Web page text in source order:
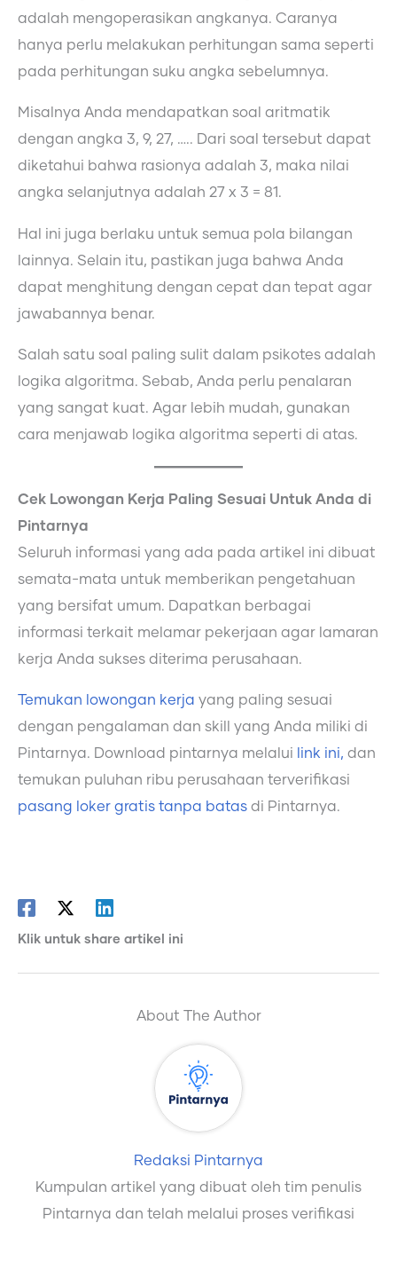
adalah mengoperasikan angkanya. Caranya
hanya perlu melakukan perhitungan sama seperti
pada perhitungan suku angka sebelumnya.
Misalnya Anda mendapatkan soal aritmatik
dengan angka 3, 9, 27, ….. Dari soal tersebut dapat
diketahui bahwa rasionya adalah 3, maka nilai
angka selanjutnya adalah 27 x 3 = 81.
Hal ini juga berlaku untuk semua pola bilangan
lainnya. Selain itu, pastikan juga bahwa Anda
dapat menghitung dengan cepat dan tepat agar
jawabannya benar.
Salah satu soal paling sulit dalam psikotes adalah
logika algoritma. Sebab, Anda perlu penalaran
yang sangat kuat. Agar lebih mudah, gunakan
cara menjawab logika algoritma seperti di atas.
Cek Lowongan Kerja Paling Sesuai Untuk Anda di
Pintarnya
Seluruh informasi yang ada pada artikel ini dibuat
semata-mata untuk memberikan pengetahuan
yang bersifat umum. Dapatkan berbagai
informasi terkait melamar pekerjaan agar lamaran
kerja Anda sukses diterima perusahaan.
Temukan lowongan kerja yang paling sesuai
dengan pengalaman dan skill yang Anda miliki di
Pintarnya. Download pintarnya melalui
link ini, dan
temukan puluhan ribu perusahaan terverifikasi
pasang loker gratis tanpa batas di Pintarnya.
Klik untuk share artikel ini
About The Author
Redaksi Pintarnya
Kumpulan artikel yang dibuat oleh tim penulis
Pintarnya dan telah melalui proses verifikasi